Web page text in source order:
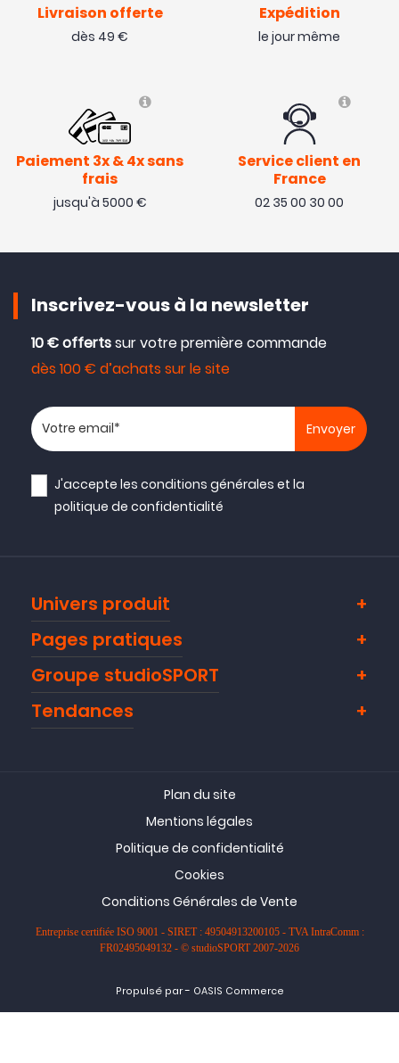
Livraison offerte
dès 49 €
Expédition
le jour même
Paiement 3x & 4x sans
frais
jusqu'à 5000 €
Service client en
France
02 35 00 30 00
Inscrivez-vous à la newsletter
10 € offertssur votre première commande
dès 100 € d’achats sur le site
Votre adresse email
J'accepte lesconditions générales et la
politique de confidentialité
Univers produit
Pages pratiques
Groupe studioSPORT
Tendances
Plan du site
Mentions légales
Politique de confidentialité
Cookies
Conditions Générales de Vente
Entreprise certifiée ISO 9001 - SIRET : 49504913200105 - TVA IntraComm :
FR02495049132 - © studioSPORT 2007-2026
Propulsé par- OASIS Commerce